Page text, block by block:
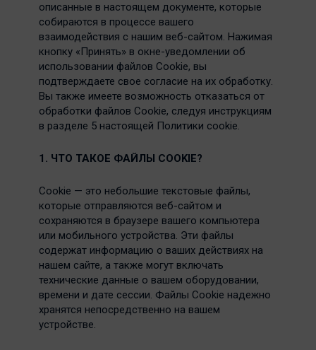
описанные в настоящем документе, которые
собираются в процессе вашего
взаимодействия с нашим веб-сайтом. Нажимая
кнопку «Принять» в окне-уведомлении об
использовании файлов Cookie, вы
подтверждаете свое согласие на их обработку.
Вы также имеете возможность отказаться от
обработки файлов Cookie, следуя инструкциям
в разделе 5 настоящей Политики cookie.
1. ЧТО ТАКОЕ ФАЙЛЫ COOKIE?
Cookie — это небольшие текстовые файлы,
которые отправляются веб-сайтом и
сохраняются в браузере вашего компьютера
или мобильного устройства. Эти файлы
содержат информацию о ваших действиях на
нашем сайте, а также могут включать
технические данные о вашем оборудовании,
времени и дате сессии. Файлы Cookie надежно
хранятся непосредственно на вашем
устройстве.